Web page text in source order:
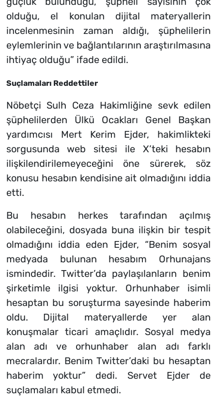
olduğu, el konulan dijital materyallerin
incelenmesinin zaman aldığı, şüphelilerin
eylemlerinin ve bağlantılarının araştırılmasına
ihtiyaç olduğu” ifade edildi.
Suçlamaları Reddettiler
Nöbetçi Sulh Ceza Hakimliğine sevk edilen
şüphelilerden Ülkü Ocakları Genel Başkan
yardımcısı Mert Kerim Ejder, hakimlikteki
sorgusunda web sitesi ile X’teki hesabın
ilişkilendirilemeyeceğini öne sürerek, söz
konusu hesabın kendisine ait olmadığını iddia
etti.
Bu hesabın herkes tarafından açılmış
olabileceğini, dosyada buna ilişkin bir tespit
olmadığını iddia eden Ejder, “Benim sosyal
medyada bulunan hesabım Orhunajans
ismindedir. Twitter’da paylaşılanların benim
şirketimle ilgisi yoktur. Orhunhaber isimli
hesaptan bu soruşturma sayesinde haberim
oldu. Dijital materyallerde yer alan
konuşmalar ticari amaçlıdır. Sosyal medya
alan adı ve orhunhaber alan adı farklı
mecralardır. Benim Twitter’daki bu hesaptan
haberim yoktur”
dedi. Servet Ejder de
suçlamaları kabul etmedi.